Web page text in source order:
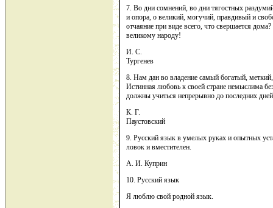
7. Во дни сомнений, во дни тягостных
и опора, о великий, могучий, правдивый и
отчаяние при виде всего, что свершается
великому народу!
И. С.
Тургенев
8. Нам дан во владение самый богатый,
Истинная любовь к своей стране немыслима
должны учиться непрерывно до последних
К. Г.
Паустовский
9. Русский язык в умелых руках и опытных
ловок и вместителен.
А. И. Куприн
10. Русский язык
Я люблю свой родной язык.